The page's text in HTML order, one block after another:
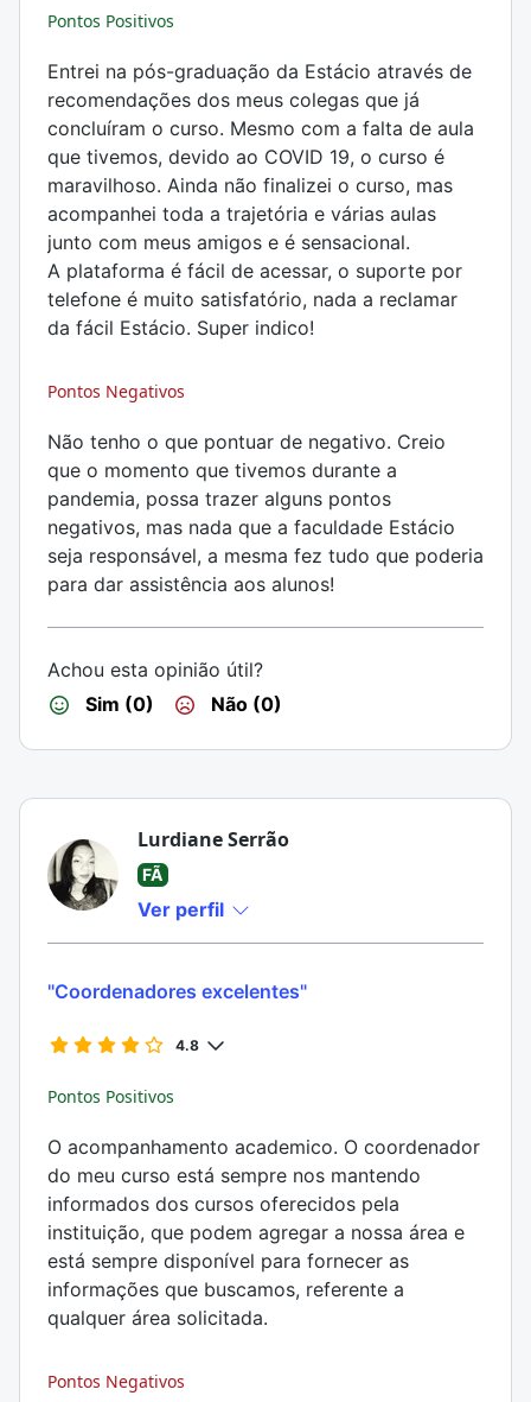
Pontos Positivos
Entrei na pós-graduação da Estácio através de
recomendações dos meus colegas que já
concluíram o curso. Mesmo com a falta de aula
que tivemos, devido ao COVID 19, o curso é
maravilhoso. Ainda não finalizei o curso, mas
acompanhei toda a trajetória e várias aulas
junto com meus amigos e é sensacional.
A plataforma é fácil de acessar, o suporte por
telefone é muito satisfatório, nada a reclamar
da fácil Estácio. Super indico!
Pontos Negativos
Não tenho o que pontuar de negativo. Creio
que o momento que tivemos durante a
pandemia, possa trazer alguns pontos
negativos, mas nada que a faculdade Estácio
seja responsável, a mesma fez tudo que poderia
para dar assistência aos alunos!
Achou esta opinião útil?
Sim (0)
Não (0)
Lurdiane Serrão
FÃ
Ver perfil
"Coordenadores excelentes"
4.8
Pontos Positivos
O acompanhamento academico. O coordenador
do meu curso está sempre nos mantendo
informados dos cursos oferecidos pela
instituição, que podem agregar a nossa área e
está sempre disponível para fornecer as
informações que buscamos, referente a
qualquer área solicitada.
Pontos Negativos